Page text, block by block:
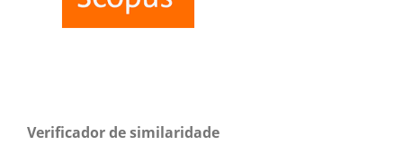
Verificador de similaridade